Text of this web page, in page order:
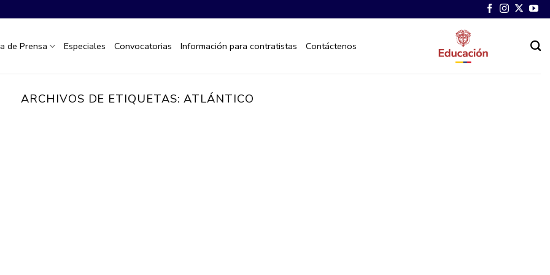
de Prensa Especiales Convocatorias Información para contratistas Contáctenos
ARCHIVOS DE ETIQUETAS:ATLÁNTICO